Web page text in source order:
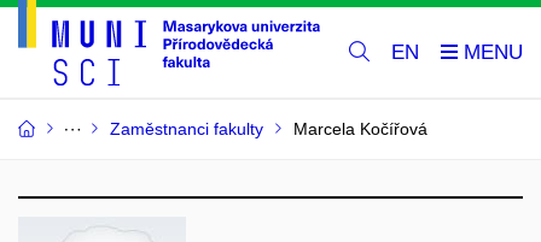
EN
Zaměstnanci fakulty Marcela Kočířová